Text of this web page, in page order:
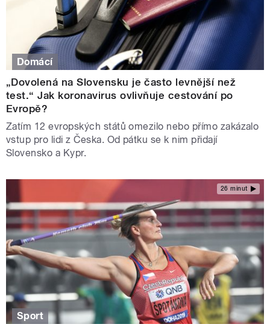
Domácí
„Dovolená na Slovensku je často levnější než
test.“ Jak koronavirus ovlivňuje cestování po
Evropě?
Zatím 12 evropských států omezilo nebo přímo zakázalo
vstup pro lidi z Česka. Od pátku se k nim přidají
Slovensko a Kypr.
26 minut
Sport